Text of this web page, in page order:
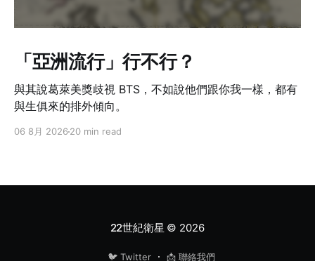
「亞洲流行」行不行？
與其說葛萊美獎歧視 BTS，不如說他們跟你我一樣，都有
與生俱來的排外傾向。
06 8月 2026 20 min read
22世紀衛星 © 2026
🐦 Twitter 📩 聯絡我們